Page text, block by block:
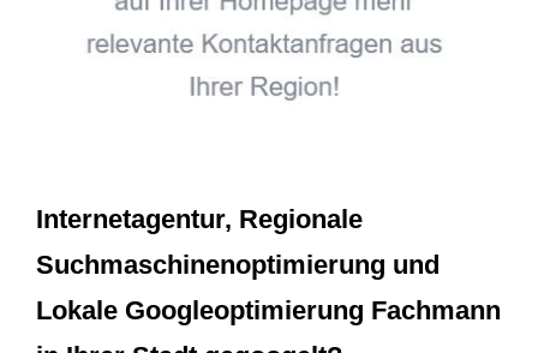
Internetagentur, Regionale
Suchmaschinenoptimierung und
Lokale Googleoptimierung Fachmann